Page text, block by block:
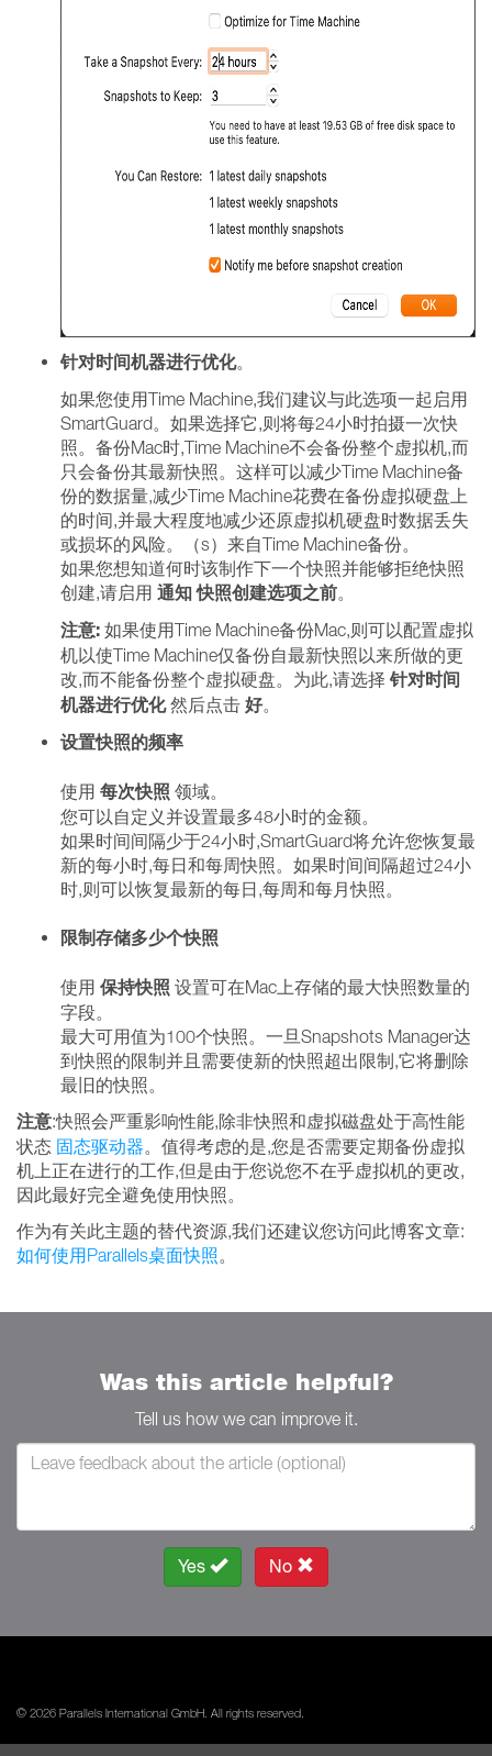
针对时间机器进行优化。
如果您使用Time Machine,我们建议与此选项一起启用
SmartGuard。如果选择它,则将每24小时拍摄一次快
照。备份Mac时,Time Machine不会备份整个虚拟机,而
只会备份其最新快照。这样可以减少Time Machine备
份的数据量,减少Time Machine花费在备份虚拟硬盘上
的时间,并最大程度地减少还原虚拟机硬盘时数据丢失
或损坏的风险。（s）来自Time Machine备份。
如果您想知道何时该制作下一个快照并能够拒绝快照
创建,请启用 通知快照创建选项之前。
注意: 如果使用Time Machine备份Mac,则可以配置虚拟
机以使Time Machine仅备份自最新快照以来所做的更
改,而不能备份整个虚拟硬盘。为此,请选择 针对时间
机器进行优化然后点击 好。
设置快照的频率
使用 每次快照 领域。
您可以自定义并设置最多48小时的金额。
如果时间间隔少于24小时,SmartGuard将允许您恢复最
新的每小时,每日和每周快照。如果时间间隔超过24小
时,则可以恢复最新的每日,每周和每月快照。
限制存储多少个快照
使用 保持快照 设置可在Mac上存储的最大快照数量的
字段。
最大可用值为100个快照。一旦Snapshots Manager达
到快照的限制并且需要使新的快照超出限制,它将删除
最旧的快照。
注意:快照会严重影响性能,除非快照和虚拟磁盘处于高性能
状态 固态驱动器。值得考虑的是,您是否需要定期备份虚拟
机上正在进行的工作,但是由于您说您不在乎虚拟机的更改,
因此最好完全避免使用快照。
作为有关此主题的替代资源,我们还建议您访问此博客文章:
如何使用Parallels桌面快照。
Was this article helpful?
Tell us how we can improve it.
Yes No
© 2026 Parallels International GmbH. All rights reserved.